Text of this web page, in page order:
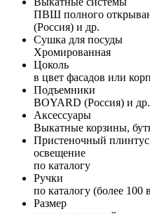
ПВШ полного
(Россия) и др.
Сушка для посуды
Хромированная
Цоколь
в цвет фасадов или
Подъемники
BOYARD (Россия) и др.
Аксессуары
Выкатные корзины,
Пристеночный
освещение
по каталогу
Ручки
по каталогу (более 100
Размер